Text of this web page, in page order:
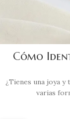
Cómo
¿Tienes una joya
varias